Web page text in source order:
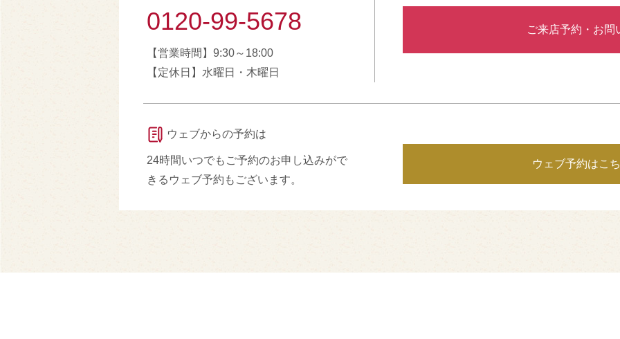
0120-99-5678
【営業時間】9:30～18:00
【定休日】水曜日・木曜日
ご来店予約・お問
ウェブからの予約は
24時間いつでもご予約のお申し込みがで
きるウェブ予約もございます。
ウェブ予約はこ